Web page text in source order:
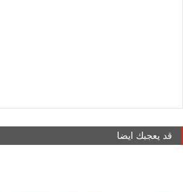
قد يعجبك ايضا